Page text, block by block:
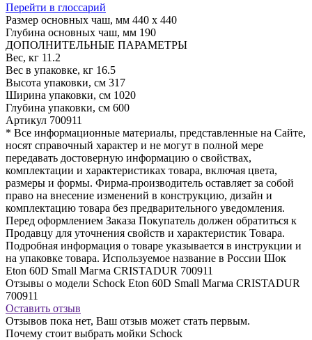
Перейти в глоссарий
Размер основных чаш, мм 440 х 440
Глубина основных чаш, мм 190
ДОПОЛНИТЕЛЬНЫЕ ПАРАМЕТРЫ
Вес, кг 11.2
Вес в упаковке, кг 16.5
Высота упаковки, см 317
Ширина упаковки, см 1020
Глубина упаковки, см 600
Артикул 700911
* Все информационные материалы, представленные на Сайте,
носят справочный характер и не могут в полной мере
передавать достоверную информацию о свойствах,
комплектации и характеристиках товара, включая цвета,
размеры и формы. Фирма-производитель оставляет за собой
право на внесение изменений в конструкцию, дизайн и
комплектацию товара без предварительного уведомления.
Перед оформлением Заказа Покупатель должен обратиться к
Продавцу для уточнения свойств и характеристик Товара.
Подробная информация о товаре указывается в инструкции и
на упаковке товара. Используемое название в России Шок
Eton 60D Small Магма CRISTADUR 700911
Отзывы о модели Schock Eton 60D Small Магма CRISTADUR
700911
Оставить отзыв
Отзывов пока нет, Ваш отзыв может стать первым.
Почему стоит выбрать мойки Schock